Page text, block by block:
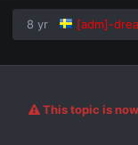
8 yr [adm]-
This topic is